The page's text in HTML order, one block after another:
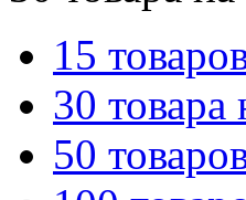
15
30 товара
50